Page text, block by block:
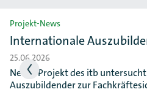
Slider überspringen
Projekt-News
Internationale
25.06.2026
Neues Projekt des itb
Auszubildender zur